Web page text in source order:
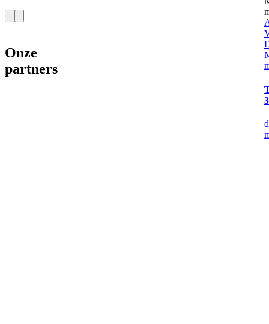
Onze
partners